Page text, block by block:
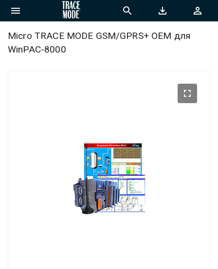
Micro TRACE MODE GSM/GPRS+ OEM для
WinPAC-8000